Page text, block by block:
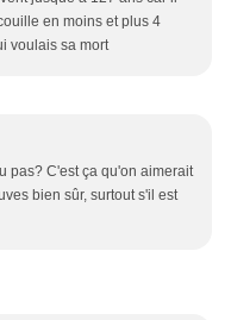
en moins et plus 4
voulais sa mort
pas? C'est ça qu'on aimerait
bien sûr, surtout s'il est